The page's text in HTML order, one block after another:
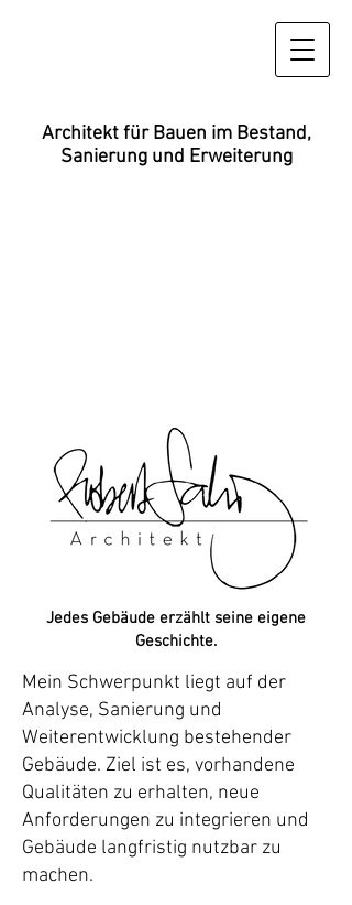
Architekt für Bauen im Bestand,
Sanierung und Erweiterung
Jedes Gebäude erzählt seine eigene
Geschichte.
Mein Schwerpunkt liegt auf der
Analyse, Sanierung und
Weiterentwicklung bestehender
Gebäude. Ziel ist es, vorhandene
Qualitäten zu erhalten, neue
Anforderungen zu integrieren und
Gebäude langfristig nutzbar zu
machen.